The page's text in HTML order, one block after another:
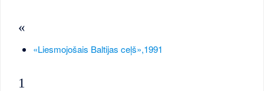
«
«Liesmojošais Baltijas ceļš»,1991
1